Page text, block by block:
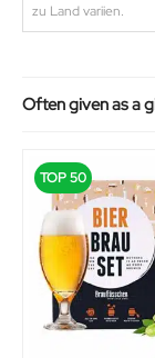
zu Land variien.
Often given as a
TOP 50